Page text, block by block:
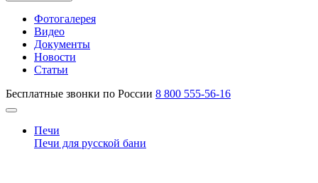
Фотогалерея
Видео
Документы
Новости
Статьи
Бесплатные звонки по России 8 800 555-56-16
Печи
Печи для русской бани